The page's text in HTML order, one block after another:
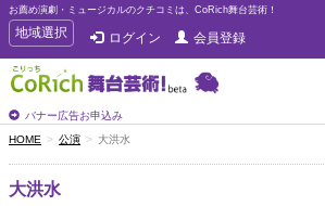
お薦め演劇・ミュージカルのクチコミは、CoRich舞台芸術！
T
o
g
g
e
n
a
v
i
地域選択 ログイン 会員登録
バナー広告お申込み
HOME 公演 大洪水
大洪水